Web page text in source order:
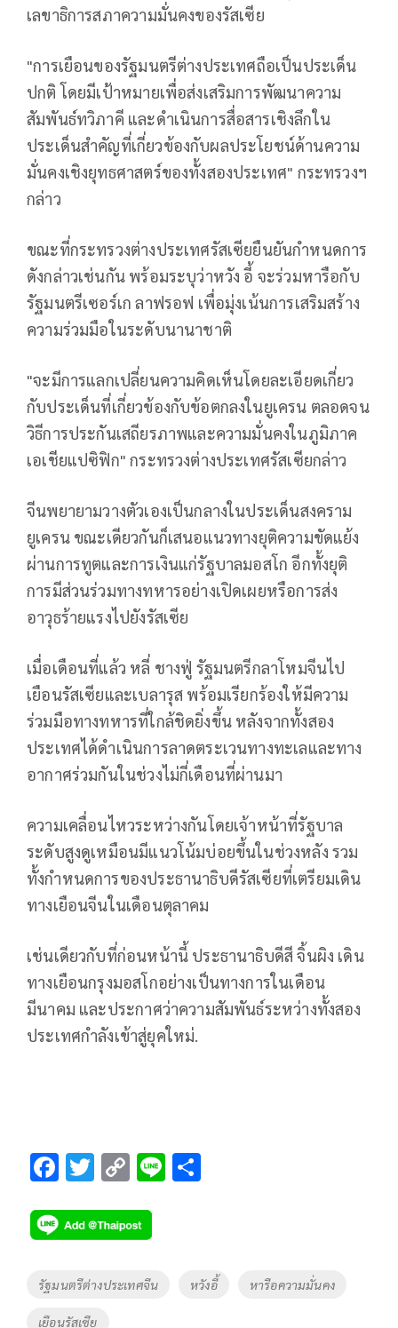
เลขาธิการสภาความมั่นคงของรัสเซีย
"การเยือนของรัฐมนตรีต่างประเทศถือเป็นประเด็น
ปกติ โดยมีเป้าหมายเพื่อส่งเสริมการพัฒนาความ
สัมพันธ์ทวิภาคี และดำเนินการสื่อสารเชิงลึกใน
ประเด็นสำคัญที่เกี่ยวข้องกับผลประโยชน์ด้านความ
มั่นคงเชิงยุทธศาสตร์ของทั้งสองประเทศ" กระทรวงฯ
กล่าว
ขณะที่กระทรวงต่างประเทศรัสเซียยืนยันกำหนดการ
ดังกล่าวเช่นกัน พร้อมระบุว่าหวัง อี้ จะร่วมหารือกับ
รัฐมนตรีเซอร์เก ลาฟรอฟ เพื่อมุ่งเน้นการเสริมสร้าง
ความร่วมมือในระดับนานาชาติ
"จะมีการแลกเปลี่ยนความคิดเห็นโดยละเอียดเกี่ยว
กับประเด็นที่เกี่ยวข้องกับข้อตกลงในยูเครน ตลอดจน
วิธีการประกันเสถียรภาพและความมั่นคงในภูมิภาค
เอเชียแปซิฟิก" กระทรวงต่างประเทศรัสเซียกล่าว
จีนพยายามวางตัวเองเป็นกลางในประเด็นสงคราม
ยูเครน ขณะเดียวกันก็เสนอแนวทางยุติความขัดแย้ง
ผ่านการทูตและการเงินแก่รัฐบาลมอสโก อีกทั้งยุติ
การมีส่วนร่วมทางทหารอย่างเปิดเผยหรือการส่ง
อาวุธร้ายแรงไปยังรัสเซีย
เมื่อเดือนที่แล้ว หลี่ ชางฟู่ รัฐมนตรีกลาโหมจีนไป
เยือนรัสเซียและเบลารุส พร้อมเรียกร้องให้มีความ
ร่วมมือทางทหารที่ใกล้ชิดยิ่งขึ้น หลังจากทั้งสอง
ประเทศได้ดำเนินการลาดตระเวนทางทะเลและทาง
อากาศร่วมกันในช่วงไม่กี่เดือนที่ผ่านมา
ความเคลื่อนไหวระหว่างกันโดยเจ้าหน้าที่รัฐบาล
ระดับสูงดูเหมือนมีแนวโน้มบ่อยขึ้นในช่วงหลัง รวม
ทั้งกำหนดการของประธานาธิบดีรัสเซียที่เตรียมเดิน
ทางเยือนจีนในเดือนตุลาคม
เช่นเดียวกับที่ก่อนหน้านี้ ประธานาธิบดีสี จิ้นผิง เดิน
ทางเยือนกรุงมอสโกอย่างเป็นทางการในเดือน
มีนาคม และประกาศว่าความสัมพันธ์ระหว่างทั้งสอง
ประเทศกำลังเข้าสู่ยุคใหม่.
F
e
b
o
o
T
tt
er
C
p
y
Li
Li
Tags
รัฐมนตรีต่างประเทศจีน หวังอี้ หารือความมั่นคง
เยือนรัสเซีย